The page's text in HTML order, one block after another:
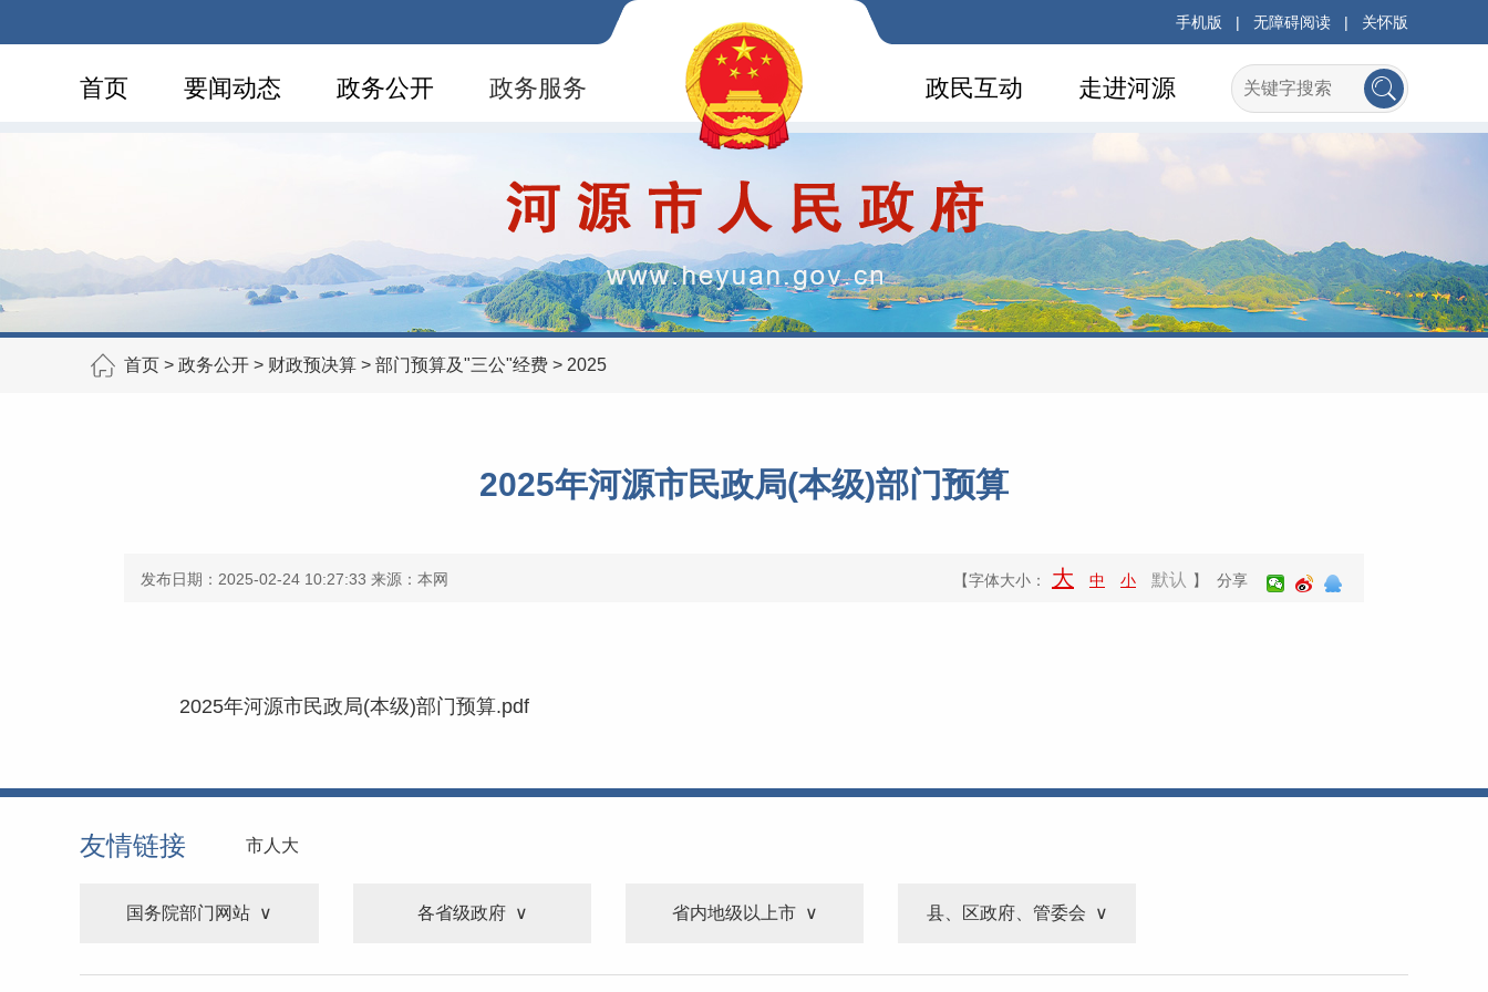
手机版 | 无障碍阅读 | 关怀版
首页 要闻动态 政务公开 政务服务 走进河源
政民互动
首页 > 政务公开 > 财政预决算 > 部门预算及"三公"经费 > 2025
2025年河源市民政局(本级)部门预算
发布日期：2025-02-24 10:27:33 来源：本网 【字体大小： 大 中 小 默认 】 分享
2025年河源市民政局(本级)部门预算.pdf
友情链接 市人大
国务院部门网站 各省级政府 省内地级以上市 县、区政府、管委会